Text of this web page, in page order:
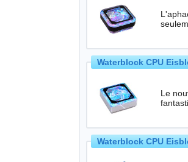
Waterblock CPU
Le
Waterblock CPU